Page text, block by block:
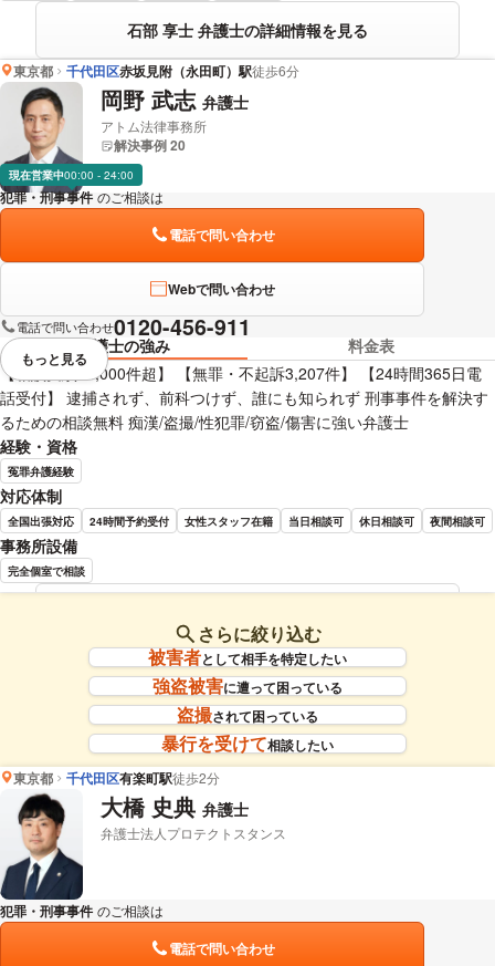
石部 享士 弁護士の詳細情報を見る
東京都 千代田区赤坂見附（永田町）駅徒歩6分
岡野 武志 弁護士
アトム法律事務所
解決事例 20
現在営業中00:00 - 24:00
犯罪・刑事事件 のご相談は
電話で問い合わせ
Webで問い合わせ
電話で問い合わせ0120-456-911
弁護士の強み
料金表
【相談実績40,000件超】 【無罪・不起訴3,207件】 【24時間365日電
話受付】 逮捕されず、前科つけず、誰にも知られず 刑事事件を解決す
るための相談無料 痴漢/盗撮/性犯罪/窃盗/傷害に強い弁護士
経験・資格
冤罪弁護経験
対応体制
全国出張対応 24時間予約受付 女性スタッフ在籍 当日相談可 休日相談可 夜間相談可
事務所設備
完全個室で相談
視覚的に省略されている要素を
もっと見る
さらに絞り込む
被害者として相手を特定したい
強盗被害に遭って困っている
盗撮されて困っている
暴行を受けて相談したい
東京都
千代田区有楽町駅徒歩2分
大橋 史典 弁護士
弁護士法人プロテクトスタンス
犯罪・刑事事件 のご相談は
電話で問い合わせ